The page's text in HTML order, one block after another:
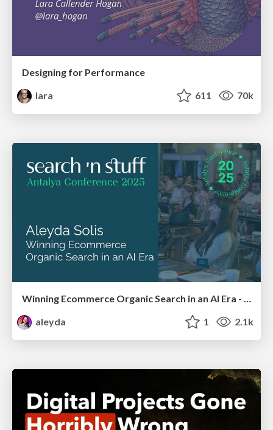
Designing for Performance
lara
611 70k
Winning Ecommerce Organic Search in an AI Era - #searchnstuff2025
aleyda
1 2.1k